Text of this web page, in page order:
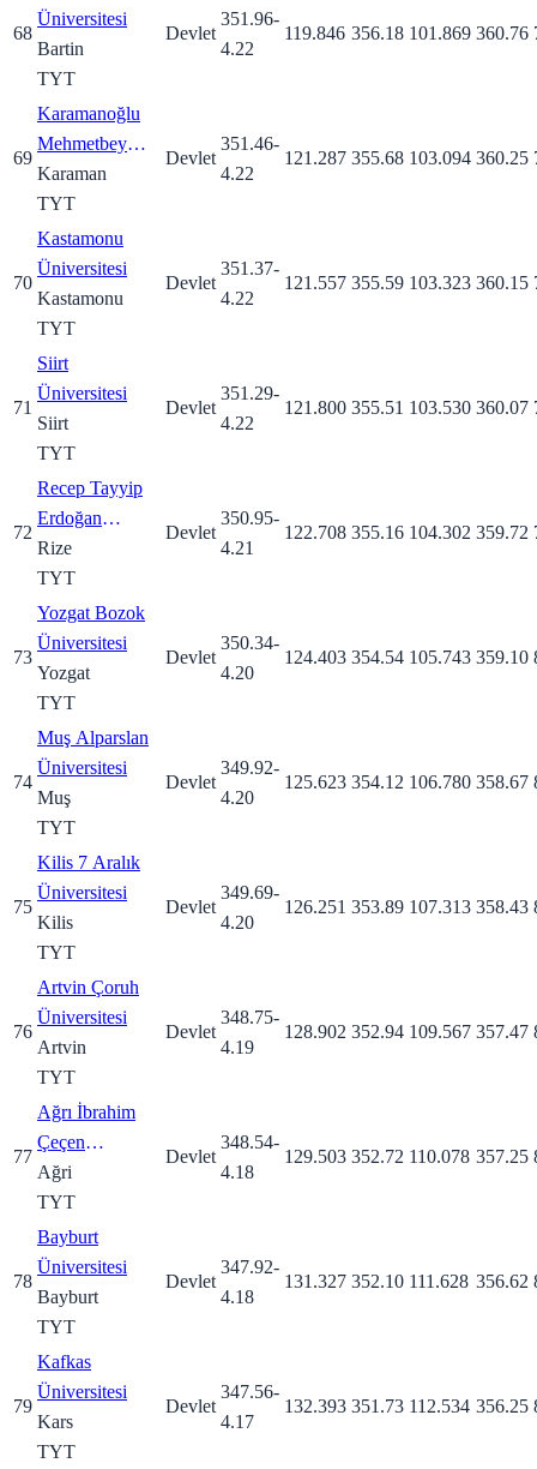
68
Üniversitesi
Bartin
TYT
Devlet
351.96-
4.22
119.846 356.18 101.869 360.76
69
Karamanoğlu
Mehmetbey
Üniversitesi
Karaman
TYT
Devlet
351.46-
4.22
121.287 355.68 103.094 360.25
70
Kastamonu
Üniversitesi
Kastamonu
TYT
Devlet
351.37-
4.22
121.557 355.59 103.323 360.15
71
Siirt
Üniversitesi
Siirt
TYT
Devlet
351.29-
4.22
121.800 355.51 103.530 360.07
72
Recep Tayyip
Erdoğan
Üniversitesi
Rize
TYT
Devlet
350.95-
4.21
122.708 355.16 104.302 359.72
73
Yozgat Bozok
Üniversitesi
Yozgat
TYT
Devlet
350.34-
4.20
124.403 354.54 105.743 359.10
74
Muş Alparslan
Üniversitesi
Muş
TYT
Devlet
349.92-
4.20
125.623 354.12 106.780 358.67
75
Kilis 7 Aralık
Üniversitesi
Kilis
TYT
Devlet
349.69-
4.20
126.251 353.89 107.313 358.43
76
Artvin Çoruh
Üniversitesi
Artvin
TYT
Devlet
348.75-
4.19
128.902 352.94 109.567 357.47
77
Ağrı İbrahim
Çeçen
Üniversitesi
Ağri
TYT
Devlet
348.54-
4.18
129.503 352.72 110.078 357.25
78
Bayburt
Üniversitesi
Bayburt
TYT
Devlet
347.92-
4.18
131.327 352.10 111.628 356.62
79
Kafkas
Üniversitesi
Kars
TYT
Devlet
347.56-
4.17
132.393 351.73 112.534 356.25